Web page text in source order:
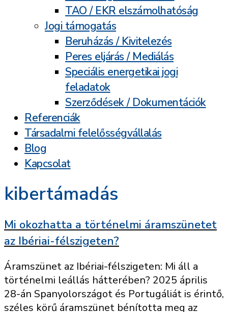
TAO / EKR elszámolhatóság
Jogi támogatás
Beruházás / Kivitelezés
Peres eljárás / Mediálás
Speciális energetikai jogi
feladatok
Szerződések / Dokumentációk
Referenciák
Társadalmi felelősségvállalás
Blog
Kapcsolat
kibertámadás
Mi okozhatta a történelmi áramszünetet
az Ibériai-félszigeten?
Áramszünet az Ibériai-félszigeten: Mi áll a
történelmi leállás hátterében? 2025 április
28-án Spanyolországot és Portugáliát is érintő,
széles körű áramszünet bénította meg az